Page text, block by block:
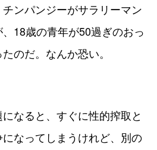
ンパンジーがサラリーマン
18歳の青年が50過ぎのおっ
のだ。なんか恐い。
なると、すぐに性的搾取と
なってしまうけれど、別の